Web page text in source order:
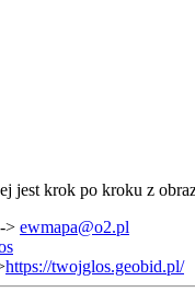
jest krok po kroku z
> ewmapa@o2.pl
https://twojglos.geobid.pl/